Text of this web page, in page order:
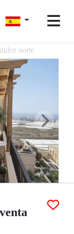
norte